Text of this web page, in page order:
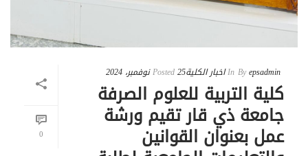
0
Byepsadmin
Inاخبار الكلية Posted25 نوفمبر، 2024
كلية التربية للعلوم الصرفة
جامعة ذي قار تقيم ورشة
عمل بعنوان القوانين